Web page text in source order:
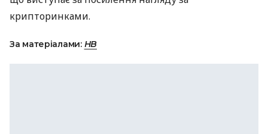
крипторинками.
За матеріалами: НВ